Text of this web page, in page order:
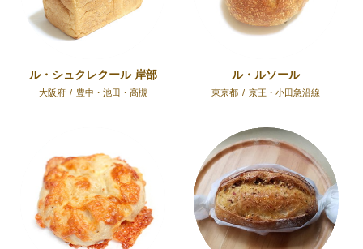
ル・シュクレクール 岸部
大阪府 / 豊中・池田・高槻
ル・ルソール
東京都 / 京王・小田急沿線